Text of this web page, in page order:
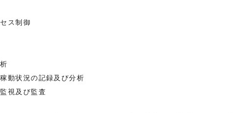
ス制御
動状況の記録及び分析
視及び監査